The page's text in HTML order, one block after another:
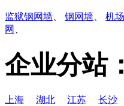
监狱钢网墙 钢网墙 机
网
企业分站：
上海 湖北 江苏 长沙